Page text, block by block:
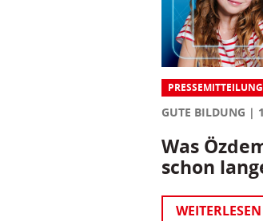
PRESSEMITTEILUNG
GUTE BILDUNG
Was
schon
WEITERLESEN